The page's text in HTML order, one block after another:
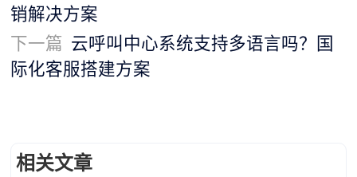
销解决方案
下一篇 云呼叫中心系统支持多语言吗？国
际化客服搭建方案
相关文章